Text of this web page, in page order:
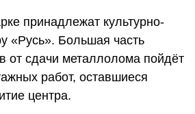
принадлежат культурно-
«Русь». Большая часть
от сдачи металлолома пойдёт
работ, оставшиеся
центра.